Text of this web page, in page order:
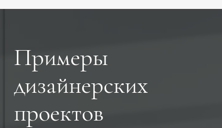
Примеры
дизайнерских
проектов